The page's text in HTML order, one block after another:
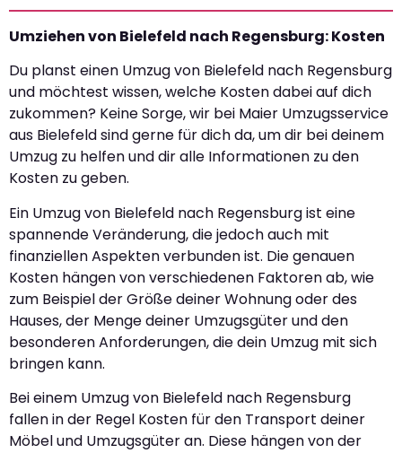
Umziehen von Bielefeld nach Regensburg: Kosten
Du planst einen Umzug von Bielefeld nach Regensburg
und möchtest wissen, welche Kosten dabei auf dich
zukommen? Keine Sorge, wir bei Maier Umzugsservice
aus Bielefeld sind gerne für dich da, um dir bei deinem
Umzug zu helfen und dir alle Informationen zu den
Kosten zu geben.
Ein Umzug von Bielefeld nach Regensburg ist eine
spannende Veränderung, die jedoch auch mit
finanziellen Aspekten verbunden ist. Die genauen
Kosten hängen von verschiedenen Faktoren ab, wie
zum Beispiel der Größe deiner Wohnung oder des
Hauses, der Menge deiner Umzugsgüter und den
besonderen Anforderungen, die dein Umzug mit sich
bringen kann.
Bei einem Umzug von Bielefeld nach Regensburg
fallen in der Regel Kosten für den Transport deiner
Möbel und Umzugsgüter an. Diese hängen von der